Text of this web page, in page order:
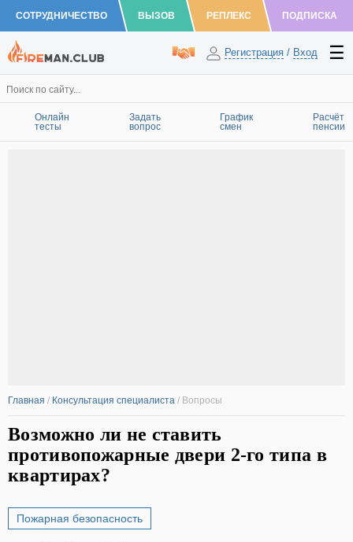
СОТРУДНИЧЕСТВО ВЫЗОВ РЕПЛЕКС ПОДПИСКА
Регистрация / Вход
Онлайн
тесты
Задать
вопрос
График
смен
Расчёт
пенсии
Главная / Консультация специалиста / Вопросы
Возможно ли не ставить
противопожарные двери 2-го типа в
квартирах?
Пожарная безопасность